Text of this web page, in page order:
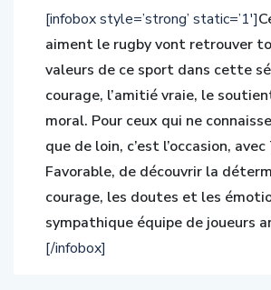
[infobox style=’strong’ static=’1′]
aiment le rugby vont retrouver
valeurs de ce sport dans cette
courage, l’amitié vraie, le
moral. Pour ceux qui ne
que de loin, c’est l’occasion,
Favorable, de découvrir la
courage, les doutes et les
sympathique équipe de joueurs
[/infobox]